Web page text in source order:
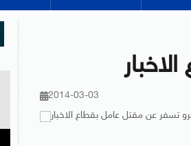
2014-03-03